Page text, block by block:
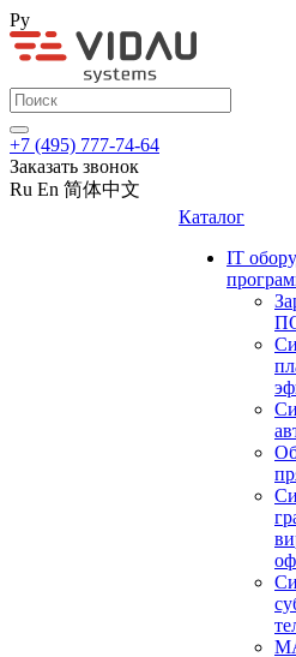
Ру
+7 (495) 777-74-64
Заказать звонок
Ru En 简体中文
Каталог
IT